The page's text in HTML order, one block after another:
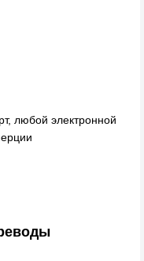
любой электронной